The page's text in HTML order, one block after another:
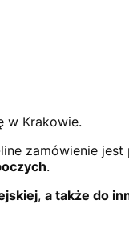
w Krakowie.
zamówienie
.
, a także do